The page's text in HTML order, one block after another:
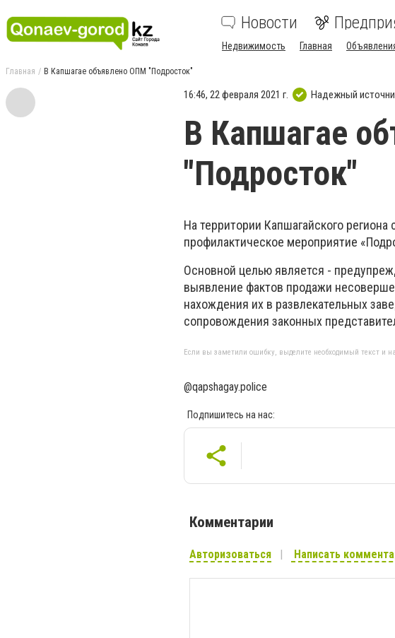
Новости
Недвижимость Главная
Главная В Капшагае объявлено ОПМ "Подросток"
16:46, 22 февраля 2021 г. Надежный
В Капшагае
"Подросток"
На территории Капшагайского
профилактическое мероприятие
Основной целью является -
выявление фактов продажи
нахождения их в развлекательных
сопровождения законных
Если вы заметили ошибку, выделите необходимый текст и
@qapshagay.police
Подпишитесь на нас:
Комментарии
Авторизоваться Написать